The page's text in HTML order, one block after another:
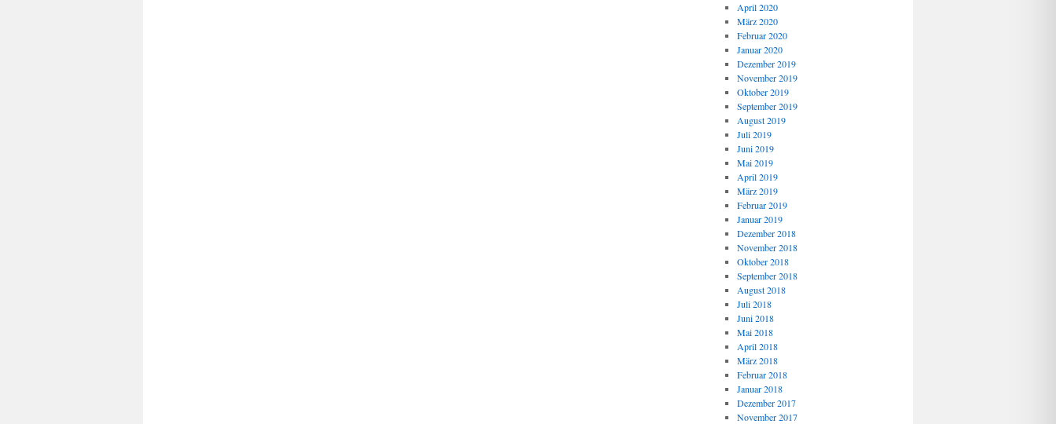
April 2020
März 2020
Februar 2020
Januar 2020
Dezember 2019
November 2019
Oktober 2019
September 2019
August 2019
Juli 2019
Juni 2019
Mai 2019
April 2019
März 2019
Februar 2019
Januar 2019
Dezember 2018
November 2018
Oktober 2018
September 2018
August 2018
Juli 2018
Juni 2018
Mai 2018
April 2018
März 2018
Februar 2018
Januar 2018
Dezember 2017
November 2017